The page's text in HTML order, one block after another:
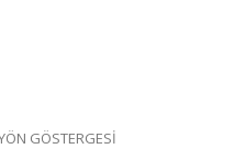
GÖSTERGESİ